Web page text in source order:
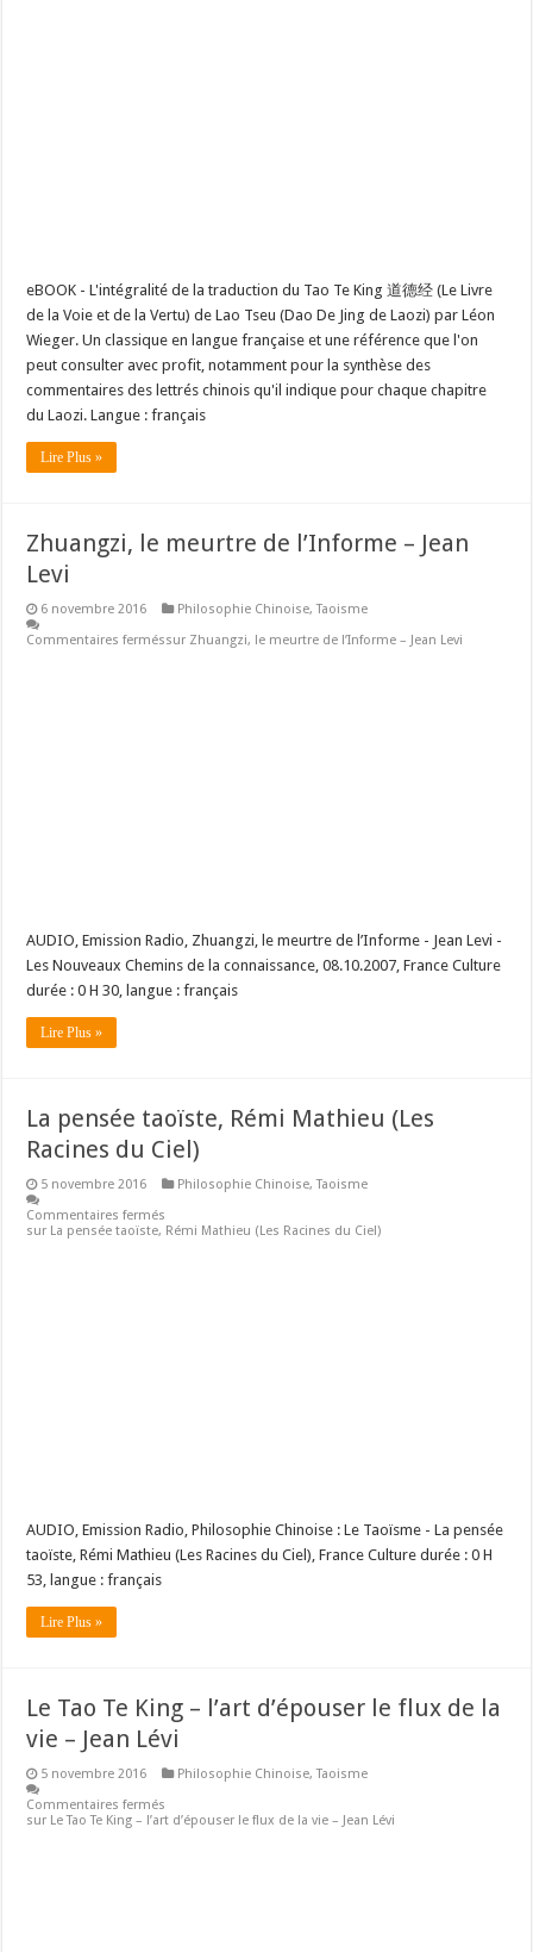
eBOOK - L'intégralité de la traduction du Tao Te King 道德经 (Le Livre
de la Voie et de la Vertu) de Lao Tseu (Dao De Jing de Laozi) par Léon
Wieger. Un classique en langue française et une référence que l'on
peut consulter avec profit, notamment pour la synthèse des
commentaires des lettrés chinois qu'il indique pour chaque chapitre
du Laozi. Langue : français
Lire Plus »
Zhuangzi, le meurtre de l’Informe – Jean
Levi
6 novembre 2016 Philosophie Chinoise,Taoisme
Commentaires ferméssur Zhuangzi, le meurtre de l’Informe – Jean Levi
AUDIO, Emission Radio, Zhuangzi, le meurtre de l’Informe - Jean Levi -
Les Nouveaux Chemins de la connaissance, 08.10.2007, France Culture
durée : 0 H 30, langue : français
Lire Plus »
La pensée taoïste, Rémi Mathieu (Les
Racines du Ciel)
5 novembre 2016 Philosophie Chinoise,Taoisme
Commentaires fermés
sur La pensée taoïste, Rémi Mathieu (Les Racines du Ciel)
AUDIO, Emission Radio, Philosophie Chinoise : Le Taoïsme - La pensée
taoïste, Rémi Mathieu (Les Racines du Ciel), France Culture durée : 0 H
53, langue : français
Lire Plus »
Le Tao Te King – l’art d’épouser le flux de la
vie – Jean Lévi
5 novembre 2016 Philosophie Chinoise,Taoisme
Commentaires fermés
sur Le Tao Te King – l’art d’épouser le flux de la vie – Jean Lévi